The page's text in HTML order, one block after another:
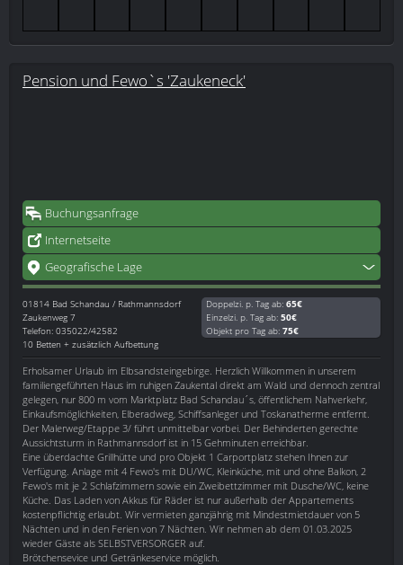
Pension und Fewo`s 'Zaukeneck'
Buchungsanfrage
Internetseite
Geografische Lage
01814 Bad Schandau / Rathmannsdorf
Zaukenweg 7
Telefon: 035022/42582
10 Betten + zusätzlich Aufbettung
Doppelzi. p. Tag ab: 65€
Einzelzi. p. Tag ab: 50€
Objekt pro Tag ab: 75€
Erholsamer Urlaub im Elbsandsteingebirge. Herzlich Willkommen in unserem
familiengeführten Haus im ruhigen Zaukental direkt am Wald und dennoch zentral
gelegen, nur 800 m vom Marktplatz Bad Schandau´s, öffentlichem Nahverkehr,
Einkaufsmöglichkeiten, Elberadweg, Schiffsanleger und Toskanatherme entfernt.
Der Malerweg/Etappe 3/ führt unmittelbar vorbei. Der Behinderten gerechte
Aussichtsturm in Rathmannsdorf ist in 15 Gehminuten erreichbar.
Eine überdachte Grillhütte und pro Objekt 1 Carportplatz stehen Ihnen zur
Verfügung. Anlage mit 4 Fewo's mit DU/WC, Kleinküche, mit und ohne Balkon, 2
Fewo's mit je 2 Schlafzimmern sowie ein Zweibettzimmer mit Dusche/WC, keine
Küche. Das Laden von Akkus für Räder ist nur außerhalb der Appartements
kostenpflichtig erlaubt. Wir vermieten ganzjährig mit Mindestmietdauer von 5
Nächten und in den Ferien von 7 Nächten. Wir nehmen ab dem 01.03.2025
wieder Gäste als SELBSTVERSORGER auf.
Brötchensevice und Getränkeservice möglich.